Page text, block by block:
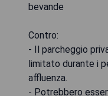
bevande
Contro:
- Il parcheggio
limitato durante i
affluenza.
- Potrebbero